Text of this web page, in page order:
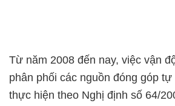
Từ năm 2008 đến nay, việc vận
phân phối các nguồn đóng góp
thực hiện theo Nghị định số 64/